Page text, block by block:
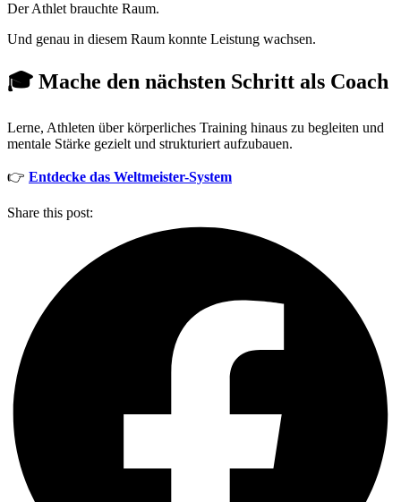
Der Athlet brauchte Raum.
Und genau in diesem Raum konnte Leistung wachsen.
🎓 Mache den nächsten Schritt als Coach
Lerne, Athleten über körperliches Training hinaus zu begleiten und
mentale Stärke gezielt und strukturiert aufzubauen.
👉 Entdecke das Weltmeister-System
Share this post: